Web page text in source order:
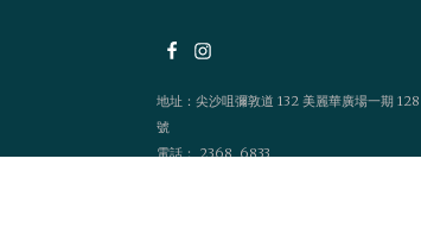
地址：尖沙咀彌敦道 132 美麗華廣場一期 128
號
電話： 2368 6833